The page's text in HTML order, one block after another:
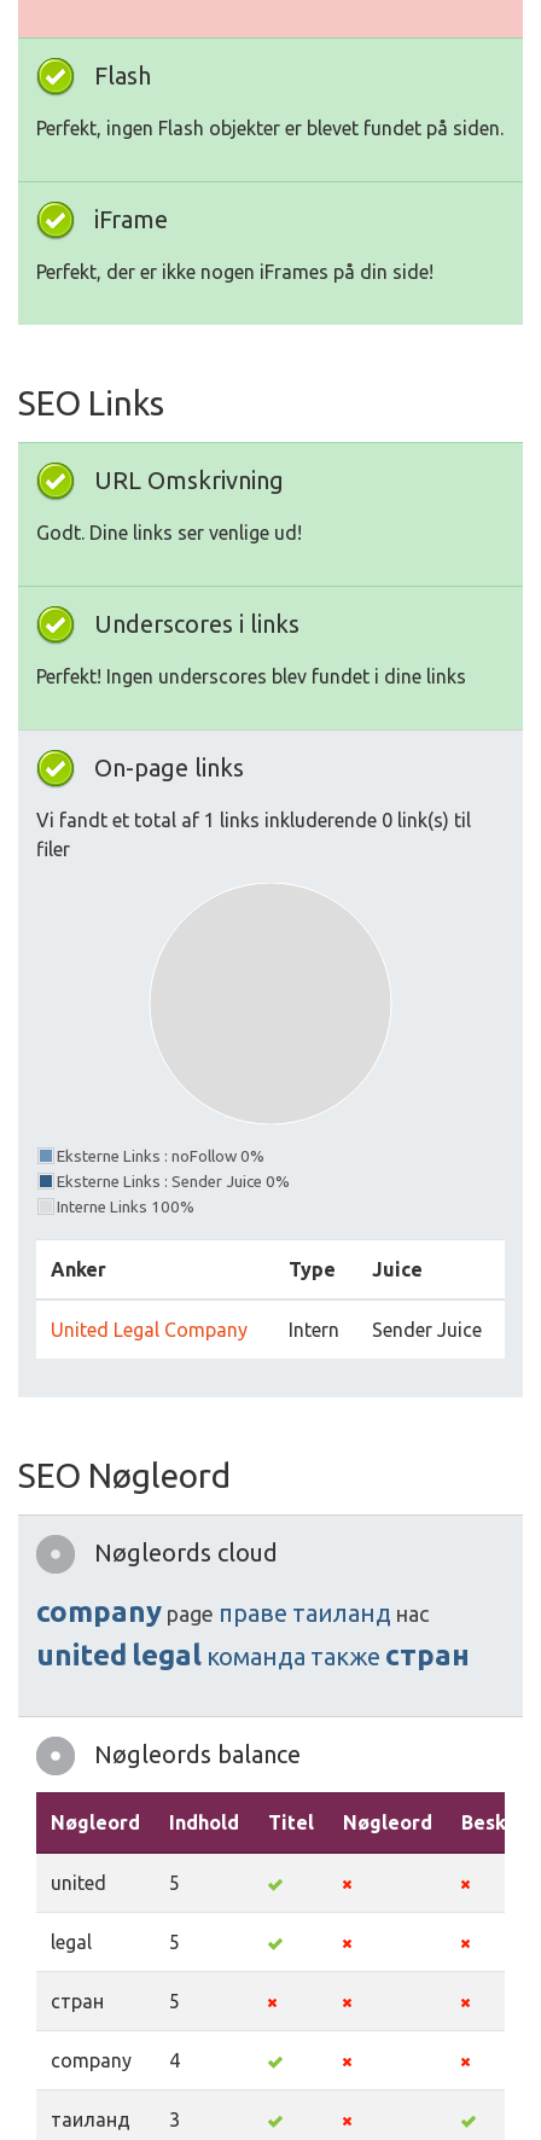
Flash
Perfekt, ingen Flash objekter er blevet fundet på siden.
iFrame
Perfekt, der er ikke nogen iFrames på din side!
SEO Links
URL Omskrivning
Godt. Dine links ser venlige ud!
Underscores i links
Perfekt! Ingen underscores blev fundet i dine links
On-page links
Vi fandt et total af 1 links inkluderende 0 link(s) til
filer
Eksterne Links : noFollow 0%
Eksterne Links : Sender Juice 0%
Interne Links 100%
Anker Type Juice
United Legal Company Intern Sender Juice
SEO Nøgleord
Nøgleords cloud
company page праве таиланд нас
united legal команда также стран
Nøgleords balance
Nøgleord Indhold Titel Nøgleord
united 5
legal 5
стран 5
company 4
таиланд 3